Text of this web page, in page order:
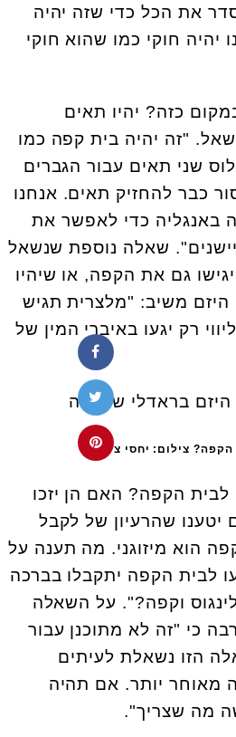
את הכל כדי שזה יהיה
יהיה חוקי כמו שהוא חוקי
כזה? יהיו תאים
"זה יהיה בית קפה כמו
שני תאים עבור הגברים
כבר להחזיק תאים. אנחנו
באנגליה כדי לאפשר את
שאלה נוספת שנשאל
גם את הקפה, או שיהיו
היזם משיב: "מלצרית תגיש
רק יגעו באיברי המין של
צילום: יחסי ציבור
לבית הקפה? האם הן יזכו
יטענו שהרעיון של לקבל
הוא מיזוגני. מה תענה על
לבית הקפה יתקבלו בברכה
וקפה?". על השאלה
כי "זה לא מתוכנן עבור
הזו נשאלת לעיתים
מאוחר יותר. אם תהיה
מה שצריך".